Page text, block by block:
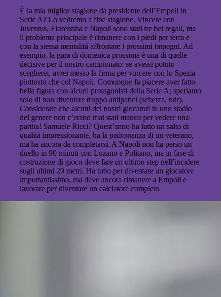
È la mia miglior stagione da presidente dell’Empoli in
Serie A? Lo vedremo a fine stagione. Vincere con
Juventus, Fiorentina e Napoli sono stati tre bei regali, ma
il problema principale è rimanere con i piedi per terra e
con la stessa mentalità affrontare i prossimi impegni. Ad
esempio, la gara di domenica prossima è una di quelle
decisive per il nostro campionato: se avessi potuto
sceglierei, avrei messo la firma per vincere con lo Spezia
piuttosto che col Napoli. Comunque fa piacere aver fatto
bella figura con alcuni protagonisti della Serie A; speriamo
solo di non diventare troppo antipatici (scherza, ndr).
Considerate che alcuni dei nostri giocatori in uno stadio
del genere non c’erano mai stati manco per vedere una
partita! Samuele Ricci? Quest’anno ha fatto un salto di
qualità impressionante, ha la padronanza di un veterano,
ma ha ancora da completarsi. A Napoli non ha perso un
duello in 90 minuti con Lozano e Politano, ma in fase di
costruzione di gioco deve fare un ultimo step nell’incidere
sugli ultimi 20 metri. Ha tutto per diventare un giocatore
importantissimo, ma deve ancora rimanere a Empoli e
lavorare per diventare un calciatore completo